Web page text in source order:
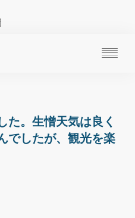
た。生憎天気は良く
でしたが、観光を楽